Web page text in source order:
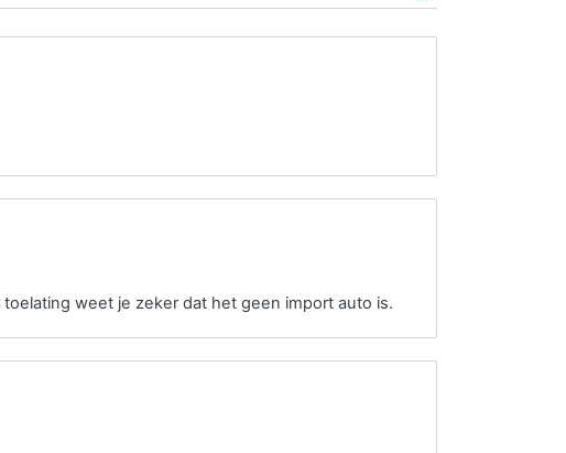
weet je zeker dat het geen import auto is.